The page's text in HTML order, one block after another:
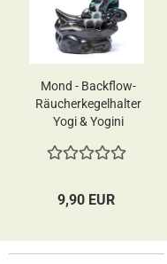
Mond - Backflow-
Räucherkegelhalter
Yogi & Yogini
9,90 EUR